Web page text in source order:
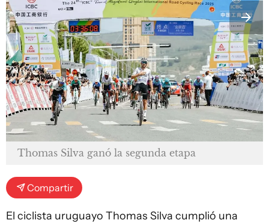
Thomas Silva ganó la segunda etapa
Compartir
El ciclista uruguayo Thomas Silva cumplió una